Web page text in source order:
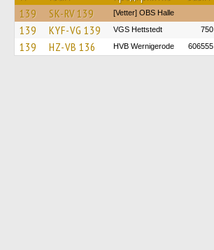
139 SK-RV 139 [Vetter] OBS Halle
139 KYF-VG 139 VGS Hettstedt 750
139 HZ-VB 136 HVB Wernigerode 606555